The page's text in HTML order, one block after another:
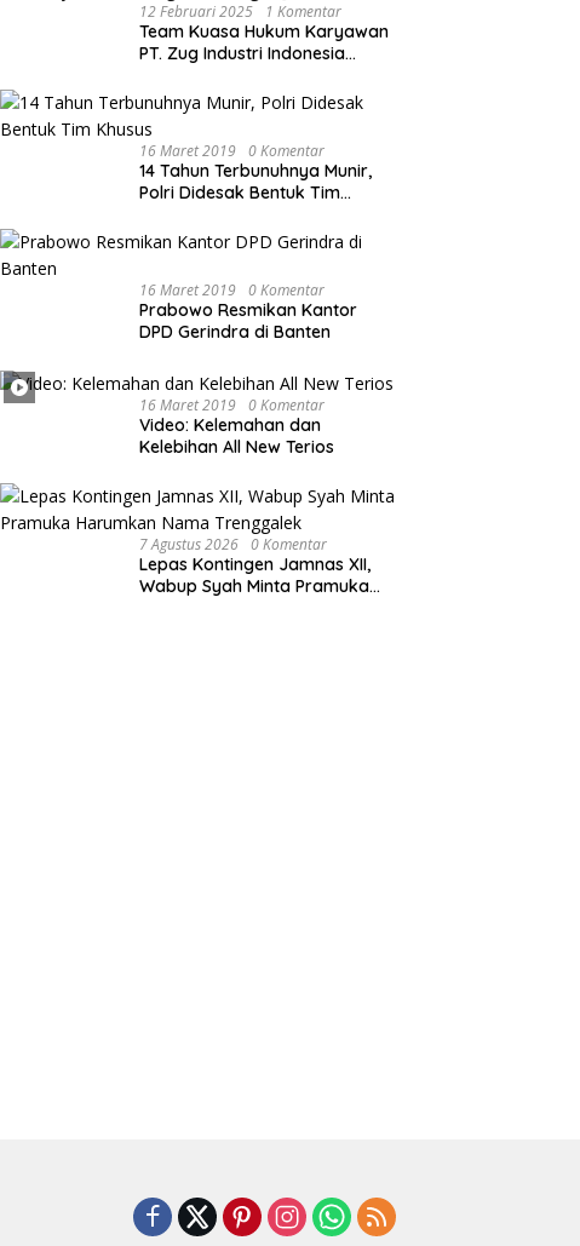
12 Februari 2025 1 Komentar
Team Kuasa Hukum Karyawan
PT. Zug Industri Indonesia
Memperjuangkan Hak
Karyawan di Pengadilan Negeri
Jakarta Pusat
16 Maret 2019 0 Komentar
14 Tahun Terbunuhnya Munir,
Polri Didesak Bentuk Tim
16 Maret 2019 0 Komentar
Prabowo Resmikan Kantor
DPD Gerindra di Banten
16 Maret 2019 0 Komentar
Video: Kelemahan dan
Kelebihan All New Terios
7 Agustus 2026 0 Komentar
Lepas Kontingen Jamnas XII,
Wabup Syah Minta Pramuka